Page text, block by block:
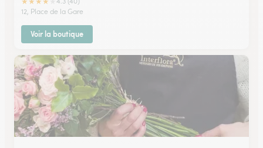
12, Place de la Gare
Voir la boutique